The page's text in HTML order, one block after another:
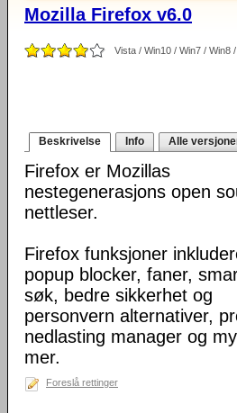
Mozilla Firefox v6.0
Vista / Win10 / Win7 / Win8
Beskrivelse Info Alle
Firefox er Mozillas
nestegenerasjons open
nettleser.
Firefox funksjoner
popup blocker, faner,
søk, bedre sikkerhet og
personvern alternativer,
nedlasting manager og
mer.
Foreslå rettinger